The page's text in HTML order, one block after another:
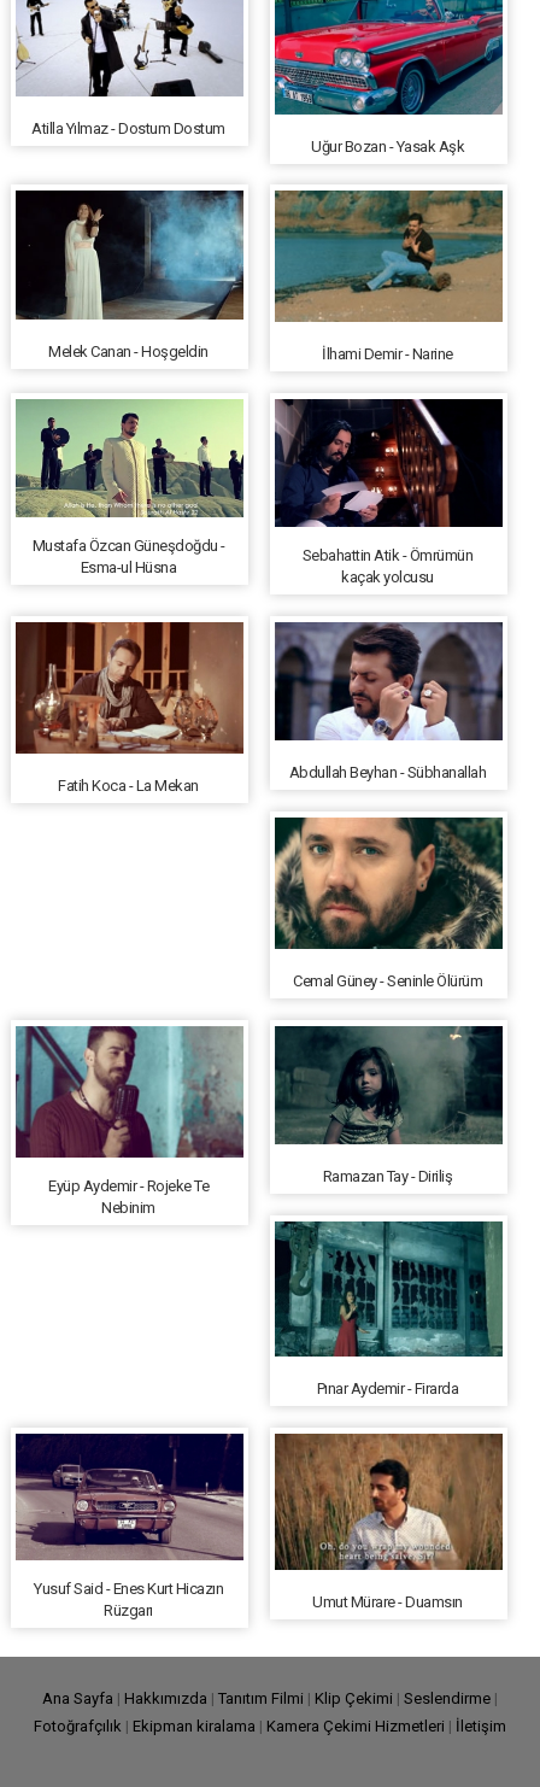
Atilla Yılmaz - Dostum Dostum
Uğur Bozan - Yasak Aşk
Melek Canan - Hoşgeldin İlhami Demir - Narine
Mustafa Özcan Güneşdoğdu -
Esma-ul Hüsna
Sebahattin Atik - Ömrümün
kaçak yolcusu
Fatih Koca - La Mekan
Abdullah Beyhan - Sübhanallah
Cemal Güney - Seninle Ölürüm
Eyüp Aydemir - Rojeke Te
Nebinim
Ramazan Tay - Diriliş
Pınar Aydemir - Firarda
Yusuf Said - Enes Kurt Hicazın
Rüzgarı
Umut Mürare - Duamsın
Ana Sayfa | Hakkımızda | Tanıtım Filmi | Klip Çekimi | Seslendirme |
Fotoğrafçılık | Ekipman kiralama | Kamera Çekimi Hizmetleri | İletişim